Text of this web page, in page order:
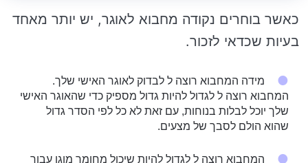
כאשר בוחרים נקודה מחבוא לאוגר, יש יותר מאחד
בעיות שכדאי לזכור.
מידה המחבוא רוצה ל לבדוק לאוגר האישי שלך.
המחבוא רוצה ל לגדול להיות גדול מספיק כדי שהאוגר האישי
שלך יוכל לבלות בנוחות, עם זאת לא כל לפי הסדר גדול
שהוא הולם לסבך של מצעים.
המחבוא רוצה ל לגדול להיות שיכול מחומר מוגן עבור